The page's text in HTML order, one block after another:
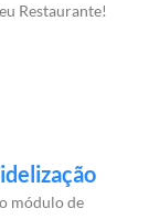
Restaurante!
módulo de